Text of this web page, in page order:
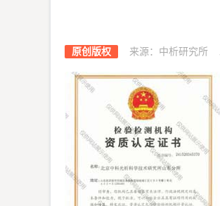
原创版权 来源：中析研究所